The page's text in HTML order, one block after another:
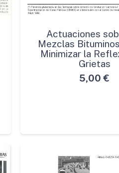
Actuaciones
Mezclas
Minimizar la
Grietas
5,00 €